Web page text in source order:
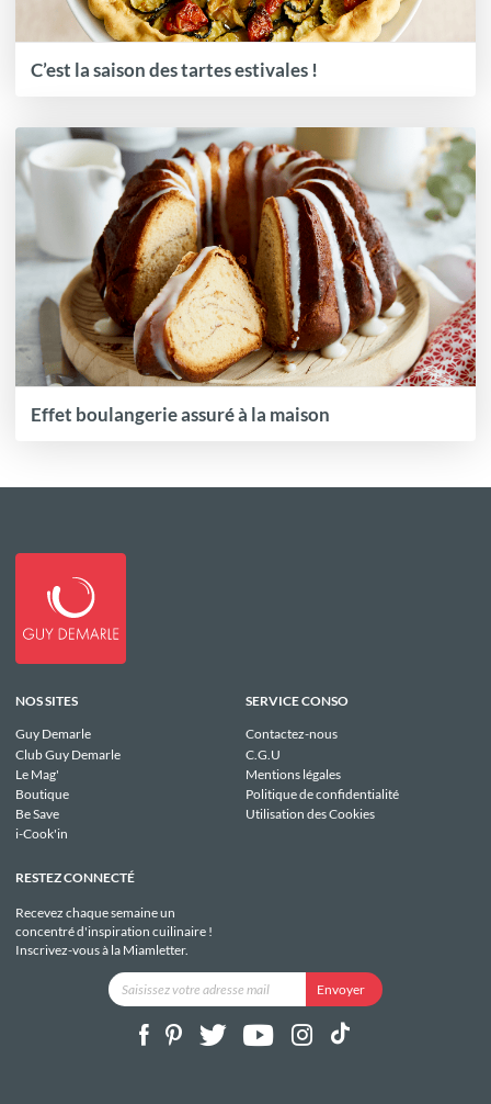
C’est la saison des tartes estivales !
Effet boulangerie assuré à la maison
NOS SITES
Guy Demarle
Club Guy Demarle
Le Mag'
Boutique
Be Save
i-Cook'in
SERVICE CONSO
Contactez-nous
C.G.U
Mentions légales
Politique de confidentialité
Utilisation des Cookies
RESTEZ CONNECTÉ
Recevez chaque semaine un
concentré d'inspiration cuilinaire !
Inscrivez-vous à la Miamletter.